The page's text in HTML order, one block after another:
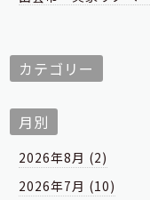
カテゴリー
月別
2026年8月 (2)
2026年7月 (10)